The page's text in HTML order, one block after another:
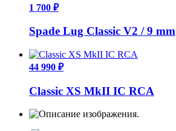
1 700 ₽
Spade Lug Classic V2 / 9 mm
44 990 ₽
Classic XS MkII IC RCA